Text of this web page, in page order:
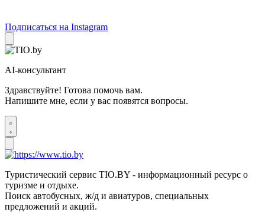
Подписаться на Instagram
AI-консультант
Здравствуйте! Готова помочь вам.
Напишите мне, если у вас появятся вопросы.
Туристический сервис TIO.BY - информационный ресурс о
туризме и отдыхе.
Поиск автобусных, ж/д и авиатуров, специальных
предложений и акций.